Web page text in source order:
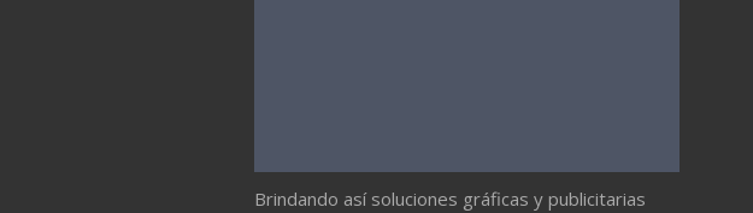
Brindando así soluciones gráficas y publicitarias